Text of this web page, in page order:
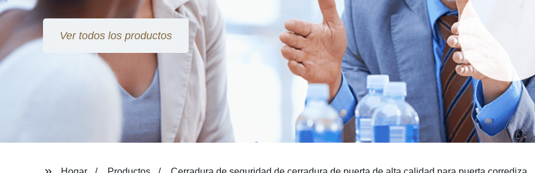
Ver todos los productos